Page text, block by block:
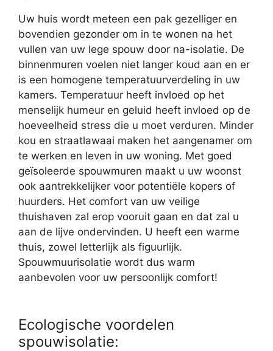
Uw huis wordt meteen een pak gezelliger en
bovendien gezonder om in te wonen na het
vullen van uw lege spouw door na-isolatie. De
binnenmuren voelen niet langer koud aan en er
is een homogene temperatuurverdeling in uw
kamers. Temperatuur heeft invloed op het
menselijk humeur en geluid heeft invloed op de
hoeveelheid stress die u moet verduren. Minder
kou en straatlawaai maken het aangenamer om
te werken en leven in uw woning. Met goed
geïsoleerde spouwmuren maakt u uw woonst
ook aantrekkelijker voor potentiële kopers of
huurders. Het comfort van uw veilige
thuishaven zal erop vooruit gaan en dat zal u
aan de lijve ondervinden. U heeft een warme
thuis, zowel letterlijk als figuurlijk.
Spouwmuurisolatie wordt dus warm
aanbevolen voor uw persoonlijk comfort!
Ecologische voordelen
spouwisolatie: